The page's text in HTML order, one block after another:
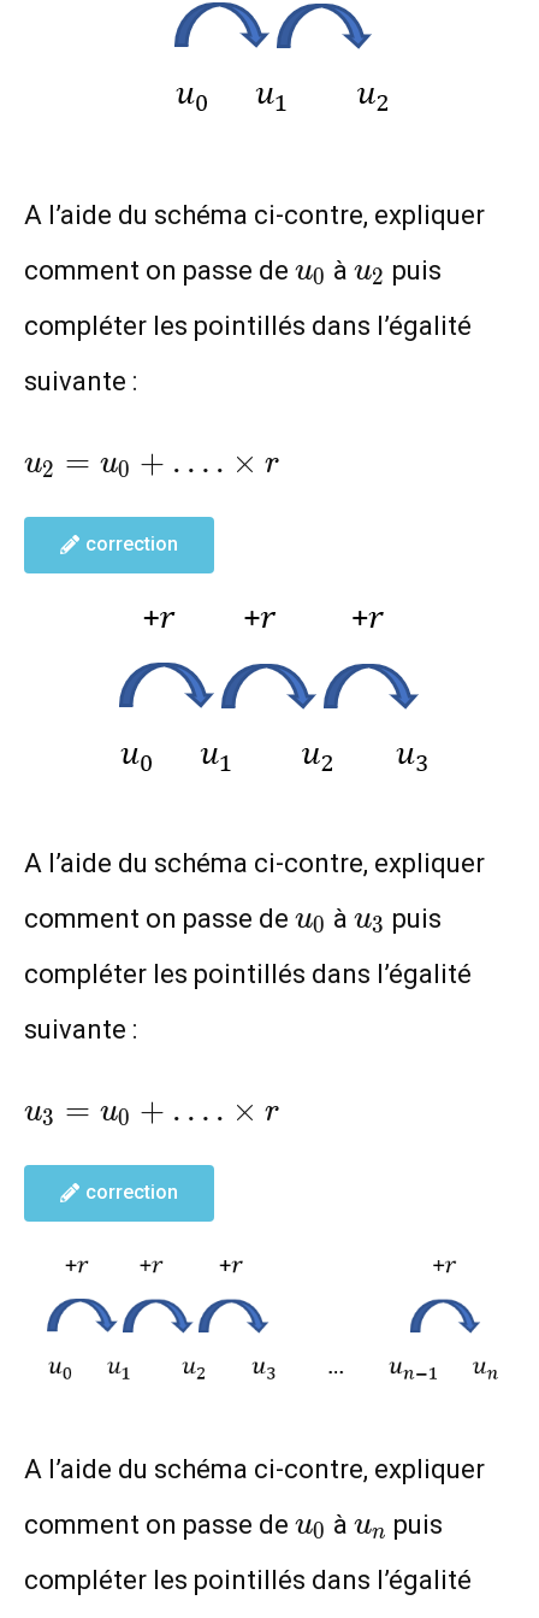
A l’aide du schéma ci-contre, expliquer
comment on passe de u_0
u0 à u_2
u2 puis
compléter les pointillés dans l’égalité
suivante :
u_2=u_0+
r
u2 = u0 + … . × r
correction
A l’aide du schéma ci-contre, expliquer
comment on passe de u_0
u0 à u_3
u3 puis
compléter les pointillés dans l’égalité
suivante :
u_3=u_0+
r
u3 = u0 + … . × r
correction
A l’aide du schéma ci-contre, expliquer
comment on passe de u_0
u0 à u_n
un puis
compléter les pointillés dans l’égalité